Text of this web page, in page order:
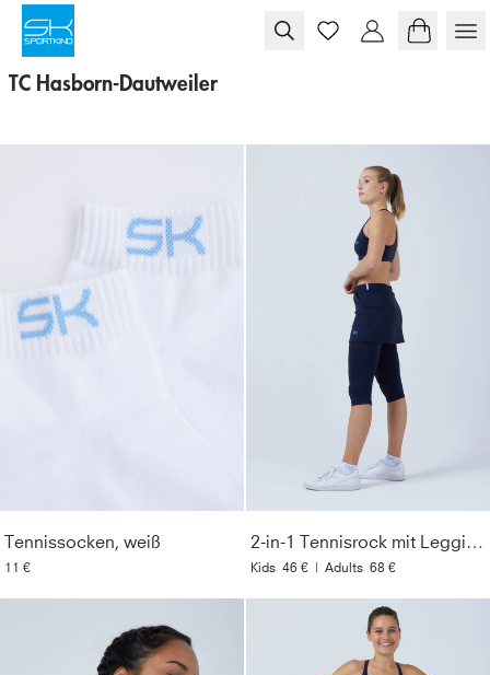
TC Hasborn-Dautweiler
Tennissocken, weiß
11 €
2-in-1 Tennisrock mit Leggings / Skapri, navy blau
Kids 46 € | Adults 68 €